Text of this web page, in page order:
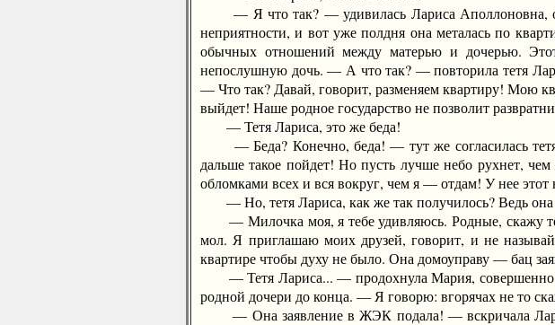
— Я что так? — удивилась Лариса Аполлоновна,
неприятности, и вот уже полдня она металась по
обычных отношений между матерью и дочерью.
непослушную дочь. — А что так? — повторила тетя
— Что так? Давай, говорит, разменяем квартиру! Мою
выйдет! Наше родное государство не позволит
— Тетя Лариса, это же беда!
— Беда? Конечно, беда! — тут же согласилась тетя
дальше такое пойдет! Но пусть лучше небо рухнет,
обломками всех и вся вокруг, чем я — отдам! У нее
— Но, тетя Лариса, как же так получилось? Ведь
— Милочка моя, я тебе удивляюсь. Родные, скажу
мол. Я приглашаю моих друзей, говорит, и не
квартире чтобы духу не было. Она домоуправу — бац
— Тетя Лариса... — продохнула Мария, совершенно
родной дочери до конца. — Я говорю: вгорячах не то
— Она заявление в ЖЭК подала! — вскричала